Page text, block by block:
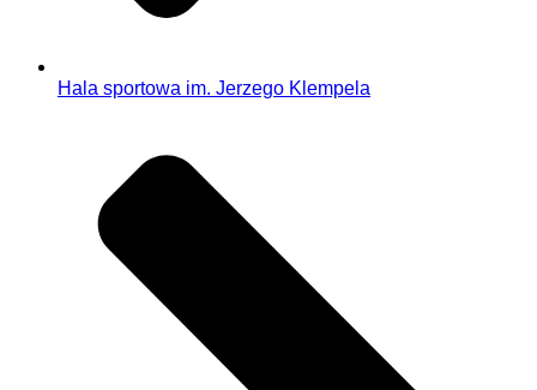
Hala sportowa im. Jerzego Klempela